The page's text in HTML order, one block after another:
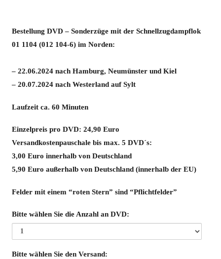
Bestellung DVD – Sonderzüge mit der Schnellzugdampflok
01 1104 (012 104-6) im Norden:
– 22.06.2024 nach Hamburg, Neumünster und Kiel
– 20.07.2024 nach Westerland auf Sylt
Laufzeit ca. 60 Minuten
Einzelpreis pro DVD: 24,90 Euro
Versandkostenpauschale bis max. 5 DVD´s:
3,00 Euro innerhalb von Deutschland
5,90 Euro außerhalb von Deutschland (innerhalb der EU)
Felder mit einem “roten Stern” sind “Pflichtfelder”
Bitte wählen Sie die Anzahl an DVD:
Bitte wählen Sie den Versand: